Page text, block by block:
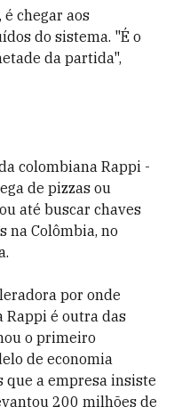
chegar aos
do sistema. "É o
da partida",
colombiana Rappi -
de pizzas ou
até buscar chaves
na Colômbia, no
por onde
Rappi é outra das
o primeiro
de economia
que a empresa insiste
200 milhões de